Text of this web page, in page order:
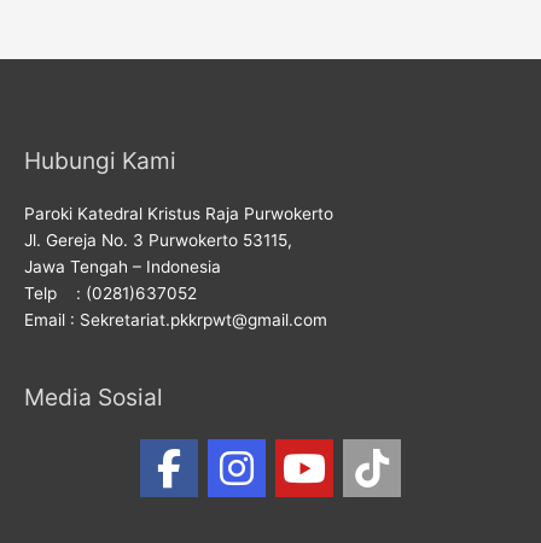
Hubungi Kami
Paroki Katedral Kristus Raja Purwokerto
Jl. Gereja No. 3 Purwokerto 53115,
Jawa Tengah – Indonesia
Telp : (0281)637052
Email : Sekretariat.pkkrpwt@gmail.com
Media Sosial